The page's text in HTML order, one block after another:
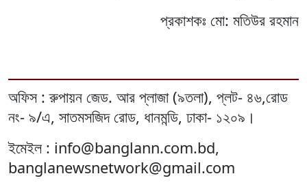
প্রকাশকঃ মো: মতিউর রহমান
অফিস : রুপায়ন জেড. আর প্লাজা (৯তলা), প্লট- ৪৬,রোড
নং- ৯/এ, সাতমসজিদ রোড, ধানমন্ডি, ঢাকা- ১২০৯।
ইমেইল : info@banglann.com.bd,
banglanewsnetwork@gmail.com